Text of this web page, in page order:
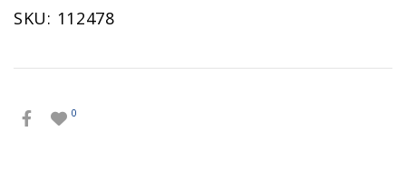
cantidad
SKU: 112478
0